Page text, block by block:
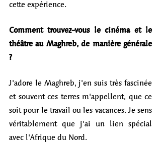
cette expérience.
Comment trouvez-vous le cinéma et le
théâtre au Maghreb, de manière générale
?
J'adore le Maghreb, j'en suis très fascinée
et souvent ces terres m'appellent, que ce
soit pour le travail ou les vacances. Je sens
véritablement que j'ai un lien spécial
avec l'Afrique du Nord.